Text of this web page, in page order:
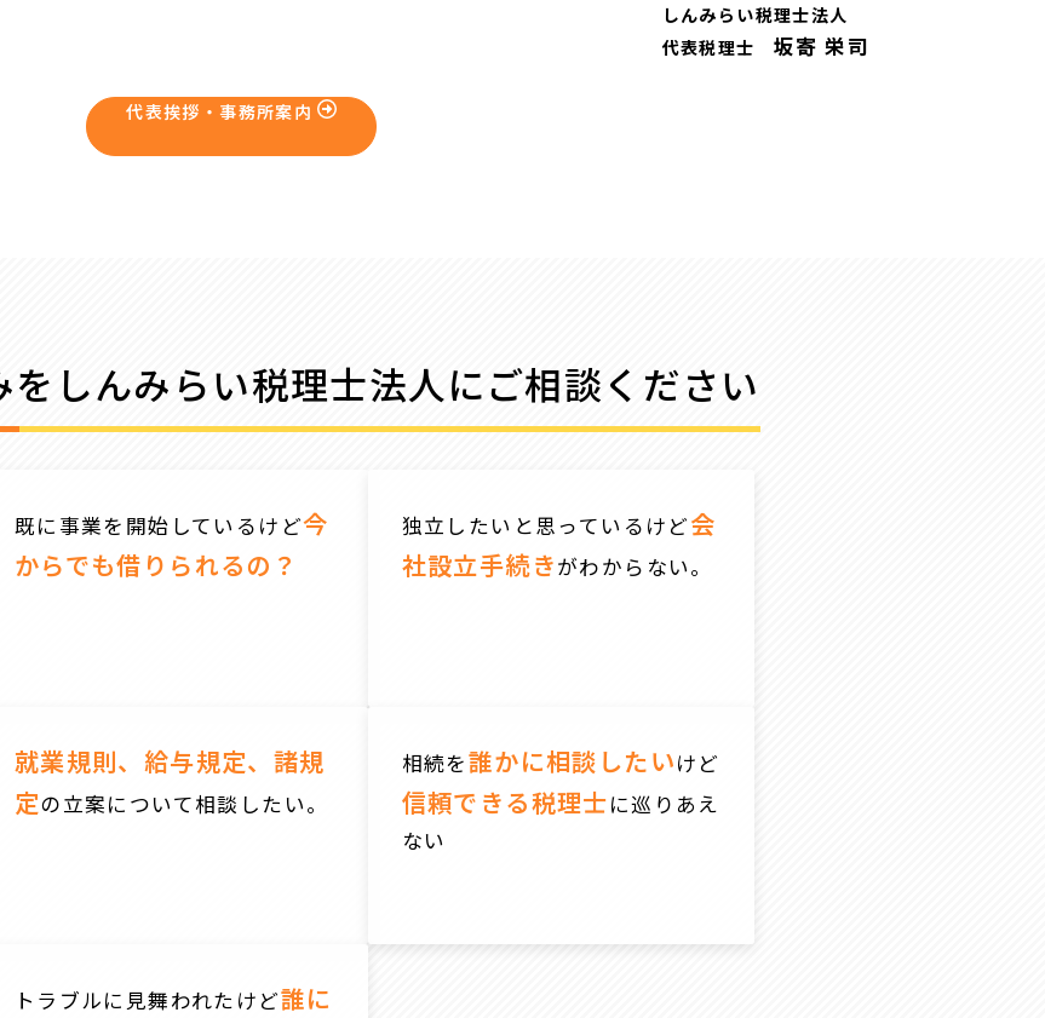
しんみらい税理士法人
代表税理士 坂寄 栄司
代表挨拶・事務所案内
をしんみらい税理士法人にご相談ください
既に事業を開始しているけど今
からでも借りられるの？
独立したいと思っているけど会
社設立手続きがわからない。
就業規則、給与規定、諸規
定の立案について相談したい。
相続を誰かに相談したいけど
信頼できる税理士に巡りあえ
ない
トラブルに見舞われたけど誰に